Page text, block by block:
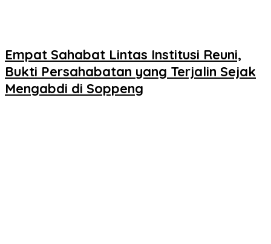
Empat Sahabat Lintas Institusi Reuni,
Bukti Persahabatan yang Terjalin Sejak
Mengabdi di Soppeng